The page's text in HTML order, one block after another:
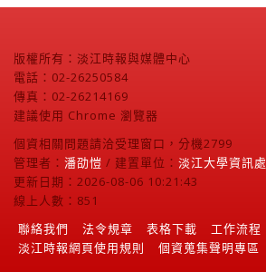
版權所有：淡江時報與媒體中心
電話：02-26250584
傳真：02-26214169
建議使用 Chrome 瀏覽器
個資相關問題請洽受理窗口，分機2799
管理者： 潘劭愷 / 建置單位： 淡江大學資訊處
更新日期：2026-08-06 10:21:43
線上人數：851
聯絡我們
法令規章 表格下載
工作流程
淡江時報網頁使用規則
個資蒐集聲明專區